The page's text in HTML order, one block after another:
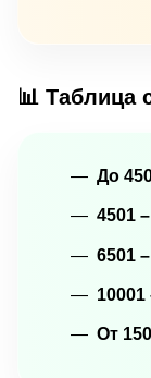
📊 Таблица
До
4501
6501
10001
От